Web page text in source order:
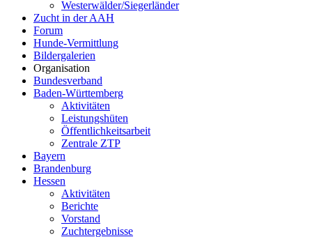
Westerwälder/Siegerländer
Zucht in der AAH
Forum
Hunde-Vermittlung
Bildergalerien
Organisation
Bundesverband
Baden-Württemberg
Aktivitäten
Leistungshüten
Öffentlichkeitsarbeit
Zentrale ZTP
Bayern
Brandenburg
Hessen
Aktivitäten
Berichte
Vorstand
Zuchtergebnisse